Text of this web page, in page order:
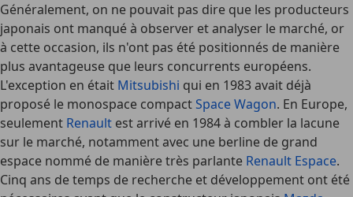
Généralement, on ne pouvait pas dire que les producteurs
japonais ont manqué à observer et analyser le marché, or
à cette occasion, ils n'ont pas été positionnés de manière
plus avantageuse que leurs concurrents européens.
L'exception en était Mitsubishi qui en 1983 avait déjà
proposé le monospace compactSpace Wagon. En Europe,
seulement Renault est arrivé en 1984 à combler la lacune
sur le marché, notamment avec une berline de grand
espace nommé de manière très parlante Renault Espace.
Cinq ans de temps de recherche et développement ont été